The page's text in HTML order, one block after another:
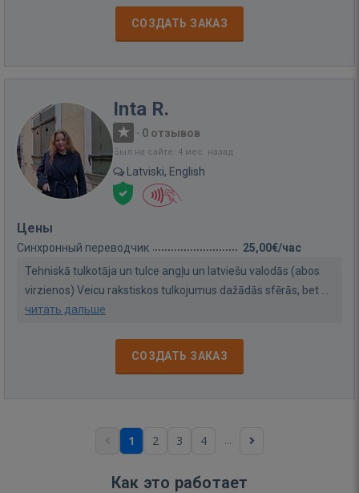
СОЗДАТЬ ЗАКАЗ
Inta R.
· 0 отзывов
Был на сайте: 4 мес. назад
Latviski, English
Цены
Синхронный переводчик
25,00€/час
Tehniskā tulkotāja un tulce angļu un latviešu valodās (abos
virzienos) Veicu rakstiskos tulkojumus dažādās sfērās, bet ...
читать дальше
СОЗДАТЬ ЗАКАЗ
1 2 3 4 ...
Как это работает